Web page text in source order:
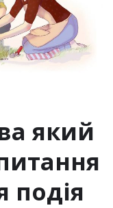
який
подія